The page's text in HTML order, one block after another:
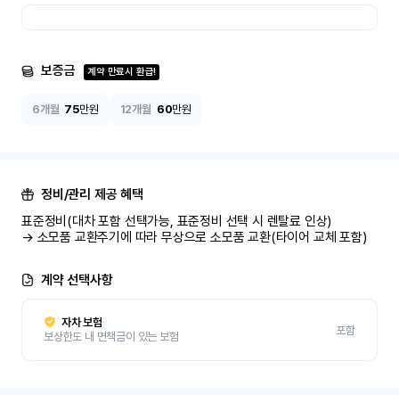
보증금 계약 만료시 환급!
6개월 75만원 12개월 60만원
정비/관리 제공 혜택
표준정비(대차 포함 선택가능, 표준정비 선택 시 렌탈료 인상)
→ 소모품 교환주기에 따라 무상으로 소모품 교환(타이어 교체 포함)
계약 선택사항
자차 보험
보상한도 내 면책금이 있는 보험
포함